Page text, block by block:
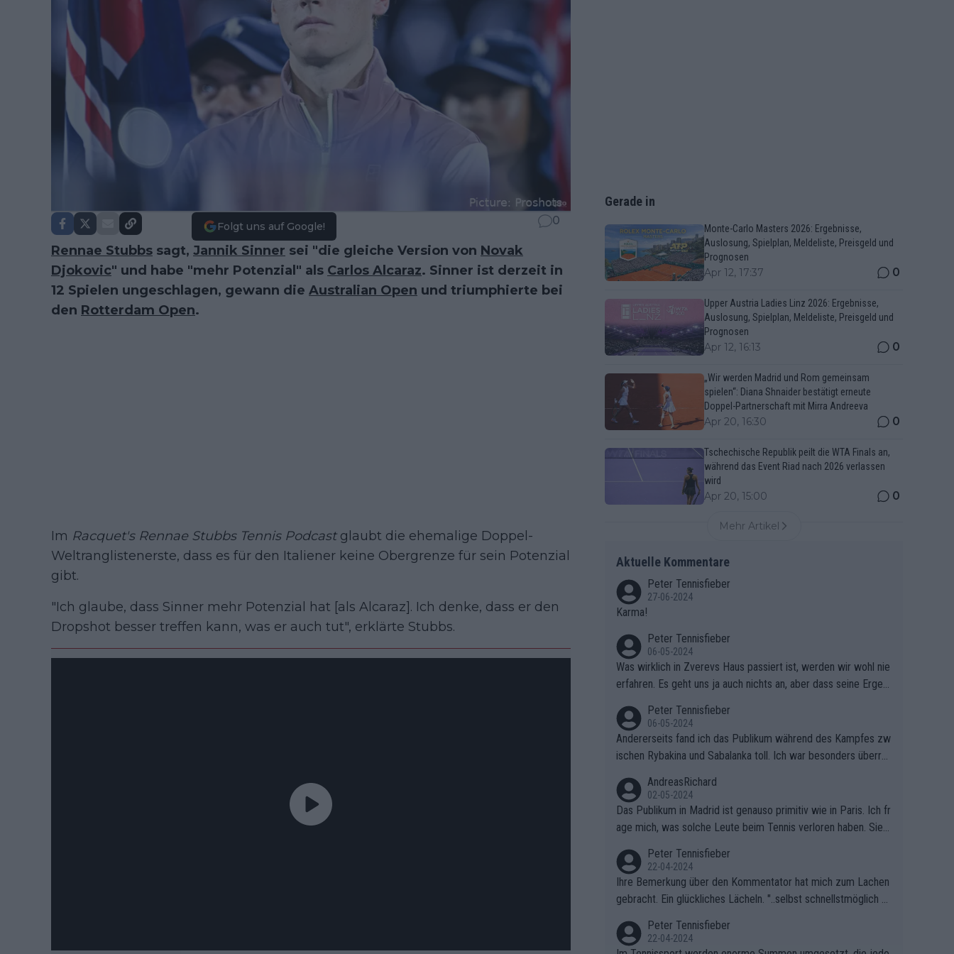
Folgt uns auf Google! 0
Rennae Stubbs sagt, Jannik Sinner sei "die gleiche Version von Novak
Djokovic" und habe "mehr Potenzial" als Carlos Alcaraz. Sinner ist derzeit in
12 Spielen ungeschlagen, gewann die Australian Open und triumphierte bei
den Rotterdam Open.
Im Racquet's Rennae Stubbs Tennis Podcastglaubt die ehemalige Doppel-
Weltranglistenerste, dass es für den Italiener keine Obergrenze für sein Potenzial
gibt.
"Ich glaube, dass Sinner mehr Potenzial hat [als Alcaraz]. Ich denke, dass er den
Dropshot besser treffen kann, was er auch tut", erklärte Stubbs.
Gerade in
Monte-Carlo Masters 2026: Ergebnisse,
Auslosung, Spielplan, Meldeliste, Preisgeld und
Prognosen
Apr 12, 17:37 0
Upper Austria Ladies Linz 2026: Ergebnisse,
Auslosung, Spielplan, Meldeliste, Preisgeld und
Prognosen
Apr 12, 16:13 0
„Wir werden Madrid und Rom gemeinsam
spielen“: Diana Shnaider bestätigt erneute
Doppel-Partnerschaft mit Mirra Andreeva
Apr 20, 16:30 0
Tschechische Republik peilt die WTA Finals an,
während das Event Riad nach 2026 verlassen
wird
Apr 20, 15:00 0
Mehr Artikel
Aktuelle Kommentare
Peter Tennisfieber
27-06-2024
Karma!
Peter Tennisfieber
06-05-2024
Was wirklich in Zverevs Haus passiert ist, werden wir wohl nie
erfahren. Es geht uns ja auch nichts an, aber dass seine Ergeb
Peter Tennisfieber
06-05-2024
Andererseits fand ich das Publikum während des Kampfes zw
ischen Rybakina und Sabalanka toll. Ich war besonders überras
AndreasRichard
02-05-2024
Das Publikum in Madrid ist genauso primitiv wie in Paris. Ich fr
age mich, was solche Leute beim Tennis verloren haben. Sie s
ben.
Peter Tennisfieber
22-04-2024
Ihre Bemerkung über den Kommentator hat mich zum Lachen
gebracht. Ein glückliches Lächeln. "..selbst schnellstmöglich na
Peter Tennisfieber
22-04-2024